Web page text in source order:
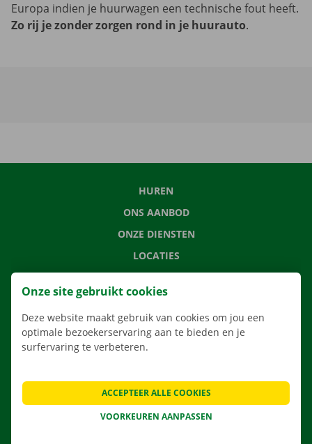
Europa indien je huurwagen een technische fout heeft.
Zo rij je zonder zorgen rond in je huurauto.
HUREN
ONS AANBOD
ONZE DIENSTEN
LOCATIES
APP
VERHUISOPLOSSINGEN
VEELGESTELDE VRAGEN
NIEUWS
Onze site gebruikt cookies
Deze website maakt gebruik van cookies om jou een
optimale bezoekerservaring aan te bieden en je
surfervaring te verbeteren.
VOORKEUREN AANPASSEN
ACCEPTEER ALLE COOKIES